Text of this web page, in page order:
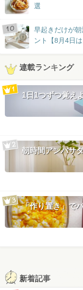
選
早起きだけが
ント【8月4日は
連載ランキング
1日1つずつ覚え
朝時間アンバサ
「作り置き」で
新着記事